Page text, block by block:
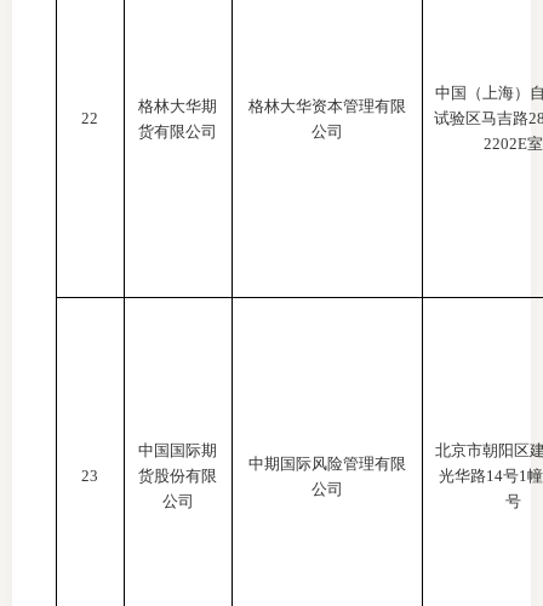
22
格林大华期
货有限公司
格林大华资本管理有限
公司
中国（上海）
试验区马吉路
2202E室
23
中国国际期
货股份有限
公司
中期国际风险管理有限
公司
北京市朝阳区
光华路14号1
号